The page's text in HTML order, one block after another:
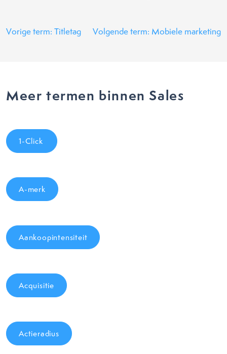
Vorige term: Titletag Volgende term: Mobiele marketing
Meer termen binnen Sales
1-Click
A-merk
Aankoopintensiteit
Acquisitie
Actieradius